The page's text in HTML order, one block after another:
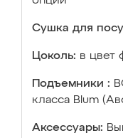
Сушка для
Цоколь: в цвет
Подъемники :
класса Blum
Аксессуары: